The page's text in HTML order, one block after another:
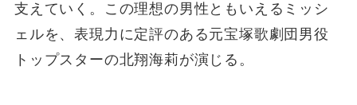
支えていく。この理想の男性ともいえるミッシ
ェルを、表現力に定評のある元宝塚歌劇団男役
トップスターの北翔海莉が演じる。